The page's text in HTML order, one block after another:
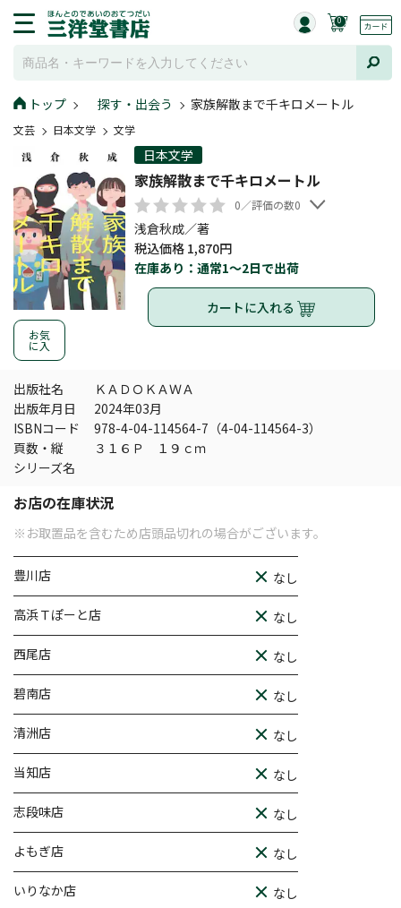
0
トップ 探す・出会う 家族解散まで千キロメートル
文芸 日本文学 文学
お気
に入
日本文学
家族解散まで千キロメートル
0／評価の数0
浅倉秋成／著
税込価格 1,870円
在庫あり：通常1～2日で出荷
カートに入れる
出版社名
ＫＡＤＯＫＡＷＡ
出版年月日
2024年03月
ISBNコード
978-4-04-114564-7（4-04-114564-3）
頁数・縦
３１６Ｐ １９ｃｍ
シリーズ名
お店の在庫状況
※お取置品を含むため店頭品切れの場合がございます。
豊川店 なし
高浜Ｔぽーと店 なし
西尾店 なし
碧南店 なし
清洲店 なし
当知店 なし
志段味店 なし
よもぎ店 なし
いりなか店 なし